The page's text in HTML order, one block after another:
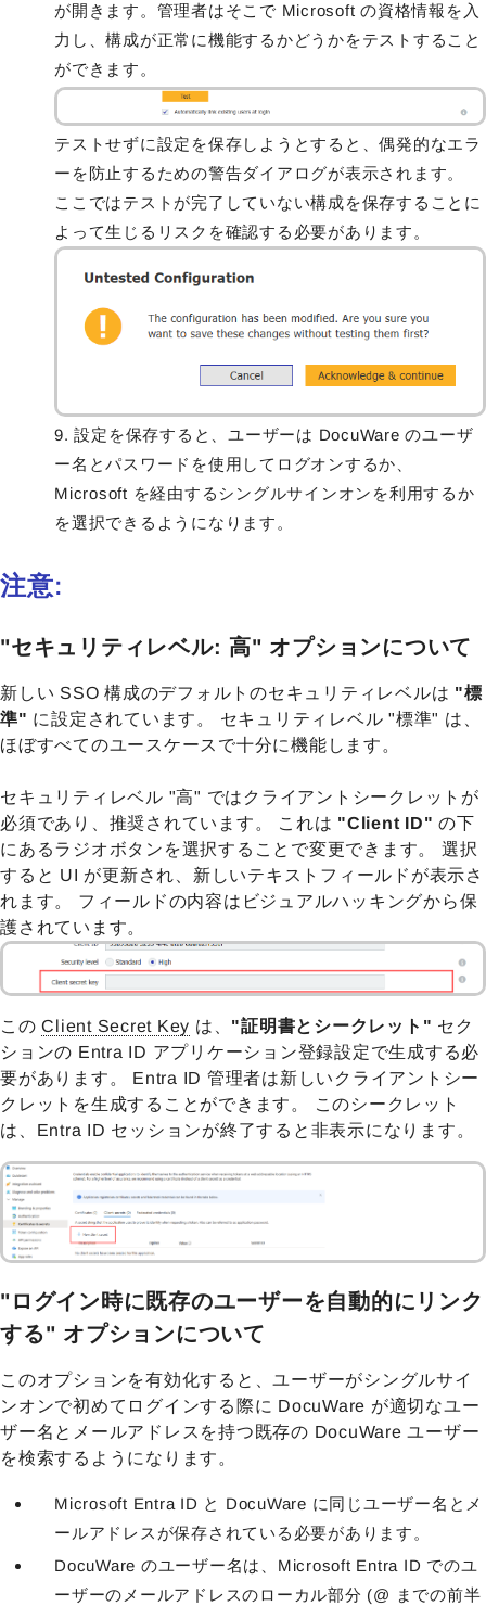
が開きます。管理者はそこで Microsoft の資格情報を入
力し、構成が正常に機能するかどうかをテストすること
ができます。
テストせずに設定を保存しようとすると、偶発的なエラ
ーを防止するための警告ダイアログが表示されます。
ここではテストが完了していない構成を保存することに
よって生じるリスクを確認する必要があります。
9. 設定を保存すると、ユーザーは DocuWare のユーザ
ー名とパスワードを使用してログオンするか、
Microsoft を経由するシングルサインオンを利用するか
を選択できるようになります。
注意:
"セキュリティレベル: 高" オプションについて
新しい SSO 構成のデフォルトのセキュリティレベルは "標
準" に設定されています。 セキュリティレベル "標準" は、
ほぼすべてのユースケースで十分に機能します。
セキュリティレベル "高" ではクライアントシークレットが
必須であり、推奨されています。 これは "Client ID" の下
にあるラジオボタンを選択することで変更できます。 選択
すると UI が更新され、新しいテキストフィールドが表示さ
れます。 フィールドの内容はビジュアルハッキングから保
護されています。
このClient Secret Key は、 "証明書とシークレット" セク
ションの Entra ID アプリケーション登録設定で生成する必
要があります。 Entra ID 管理者は新しいクライアントシー
クレットを生成することができます。 このシークレット
は、Entra ID セッションが終了すると非表示になります。
"ログイン時に既存のユーザーを自動的にリンク
する" オプションについて
このオプションを有効化すると、ユーザーがシングルサイ
ンオンで初めてログインする際に DocuWare が適切なユー
ザー名とメールアドレスを持つ既存の DocuWare ユーザー
を検索するようになります。
Microsoft Entra ID と DocuWare に同じユーザー名とメ
ールアドレスが保存されている必要があります。
DocuWare のユーザー名は、Microsoft Entra ID でのユ
ーザーのメールアドレスのローカル部分 (@ までの前半